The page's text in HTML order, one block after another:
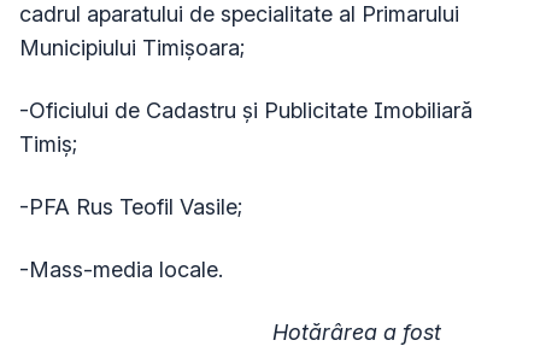
cadrul aparatului de specialitate al Primarului
Municipiului Timișoara;
-Oficiului de Cadastru și Publicitate Imobiliară
Timiș;
-PFA Rus Teofil Vasile;
-Mass-media locale.
Hotărârea a fost